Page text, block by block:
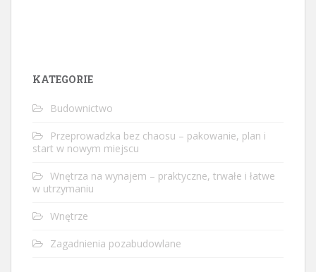
KATEGORIE
Budownictwo
Przeprowadzka bez chaosu – pakowanie, plan i
start w nowym miejscu
Wnętrza na wynajem – praktyczne, trwałe i łatwe
w utrzymaniu
Wnętrze
Zagadnienia pozabudowlane